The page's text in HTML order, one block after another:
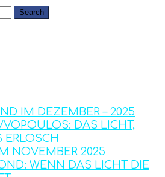
IM DEZEMBER – 2025
DAS LICHT,
ERLOSCH
NOVEMBER 2025
WENN DAS LICHT DIE